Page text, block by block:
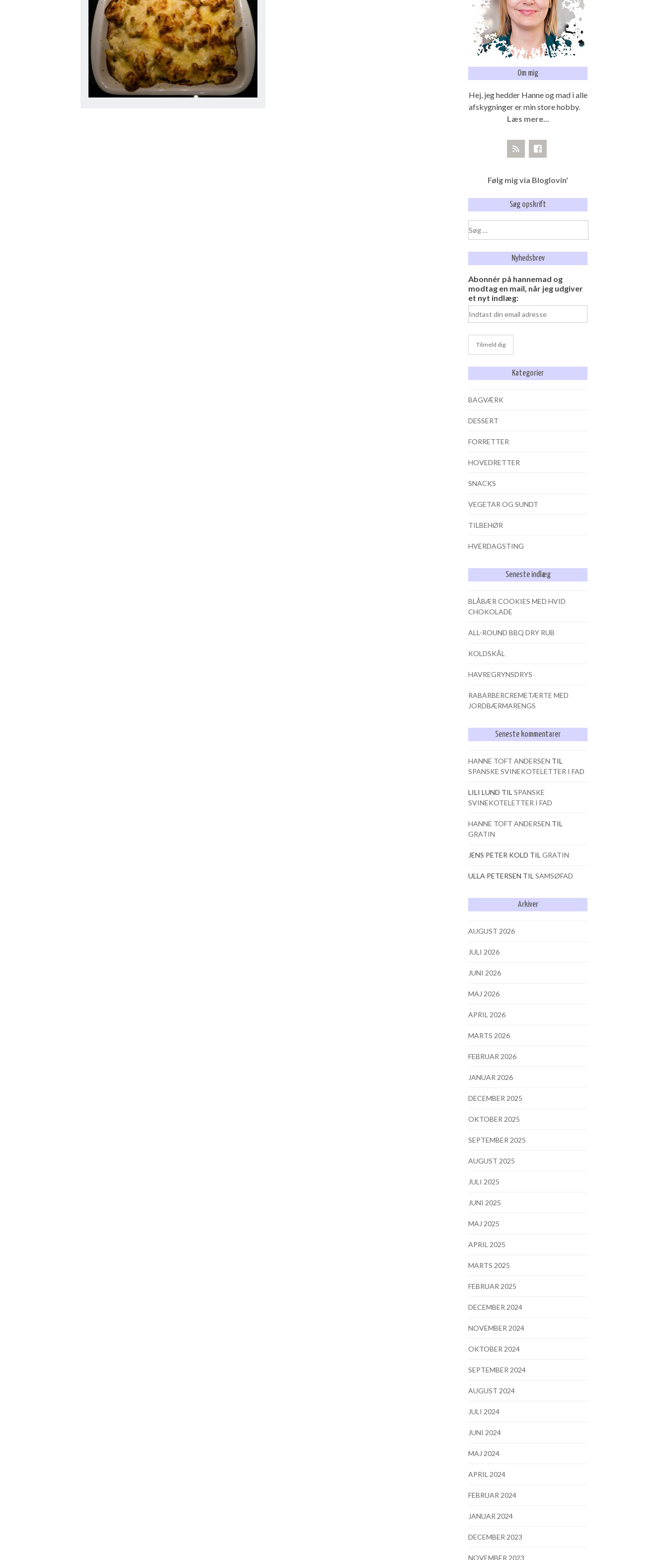
Om mig
Hej, jeg hedder Hanne og mad i alle
afskygninger er min store hobby.
Læs mere...
Følg mig via Bloglovin'
Søg opskrift
Søg
efter:
Nyhedsbrev
Abonnér på hannemad og
modtag en mail, når jeg udgiver
et nyt indlæg:
Kategorier
BAGVÆRK
DESSERT
FORRETTER
HOVEDRETTER
SNACKS
VEGETAR OG SUNDT
TILBEHØR
HVERDAGSTING
Seneste indlæg
BLÅBÆR COOKIES MED HVID
CHOKOLADE
ALL-ROUND BBQ DRY RUB
KOLDSKÅL
HAVREGRYNSDRYS
RABARBERCREMETÆRTE MED
JORDBÆRMARENGS
Seneste kommentarer
HANNE TOFT ANDERSEN TIL
SPANSKE SVINEKOTELETTER I FAD
LILI LUND TIL SPANSKE
SVINEKOTELETTER I FAD
HANNE TOFT ANDERSEN TIL
GRATIN
JENS PETER KOLD TIL GRATIN
ULLA PETERSEN TIL SAMSØFAD
Arkiver
AUGUST 2026
JULI 2026
JUNI 2026
MAJ 2026
APRIL 2026
MARTS 2026
FEBRUAR 2026
JANUAR 2026
DECEMBER 2025
OKTOBER 2025
SEPTEMBER 2025
AUGUST 2025
JULI 2025
JUNI 2025
MAJ 2025
APRIL 2025
MARTS 2025
FEBRUAR 2025
DECEMBER 2024
NOVEMBER 2024
OKTOBER 2024
SEPTEMBER 2024
AUGUST 2024
JULI 2024
JUNI 2024
MAJ 2024
APRIL 2024
FEBRUAR 2024
JANUAR 2024
DECEMBER 2023
NOVEMBER 2023